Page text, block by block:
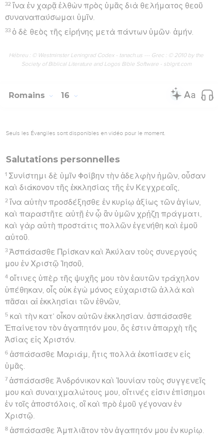
32 ἵνα ἐν χαρᾷ ἐλθὼν πρὸς ὑμᾶς διὰ θελήματος θεοῦ
συναναπαύσωμαι ὑμῖν.
33 ὁ δὲ θεὸς τῆς εἰρήνης μετὰ πάντων ὑμῶν· ἀμήν.
Hébreu : © Westminster Leningrad Codex - tanach.us --- Grec : © 2010 by the
Society of Biblical Literature and Logos Bible Software - sblgnt.com
Romains 16
Seuls les Évangiles sont disponibles en vidéo pour le moment.
Salutations personnelles
1 Συνίστημι δὲ ὑμῖν Φοίβην τὴν ἀδελφὴν ἡμῶν, οὖσαν
καὶ διάκονον τῆς ἐκκλησίας τῆς ἐν Κεγχρεαῖς,
2 ἵνα αὐτὴν προσδέξησθε ἐν κυρίῳ ἀξίως τῶν ἁγίων,
καὶ παραστῆτε αὐτῇ ἐν ᾧ ἂν ὑμῶν χρῄζῃ πράγματι,
καὶ γὰρ αὐτὴ προστάτις πολλῶν ἐγενήθη καὶ ἐμοῦ
αὐτοῦ.
3 Ἀσπάσασθε Πρίσκαν καὶ Ἀκύλαν τοὺς συνεργούς
μου ἐν Χριστῷ Ἰησοῦ,
4 οἵτινες ὑπὲρ τῆς ψυχῆς μου τὸν ἑαυτῶν τράχηλον
ὑπέθηκαν, οἷς οὐκ ἐγὼ μόνος εὐχαριστῶ ἀλλὰ καὶ
πᾶσαι αἱ ἐκκλησίαι τῶν ἐθνῶν,
5 καὶ τὴν κατ’ οἶκον αὐτῶν ἐκκλησίαν. ἀσπάσασθε
Ἐπαίνετον τὸν ἀγαπητόν μου, ὅς ἐστιν ἀπαρχὴ τῆς
Ἀσίας εἰς Χριστόν.
6 ἀσπάσασθε Μαριάμ, ἥτις πολλὰ ἐκοπίασεν εἰς
ὑμᾶς.
7 ἀσπάσασθε Ἀνδρόνικον καὶ Ἰουνίαν τοὺς συγγενεῖς
μου καὶ συναιχμαλώτους μου, οἵτινές εἰσιν ἐπίσημοι
ἐν τοῖς ἀποστόλοις, οἳ καὶ πρὸ ἐμοῦ γέγοναν ἐν
Χριστῷ.
8 ἀσπάσασθε Ἀμπλιᾶτον τὸν ἀγαπητόν μου ἐν κυρίῳ.